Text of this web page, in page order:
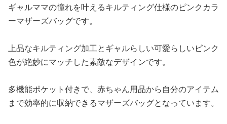
ギャルママの憧れを叶えるキルティング仕様のピンクカラ
ーマザーズバッグです。
上品なキルティング加工とギャルらしい可愛らしいピンク
色が絶妙にマッチした素敵なデザインです。
多機能ポケット付きで、赤ちゃん用品から自分のアイテム
まで効率的に収納できるマザーズバッグとなっています。